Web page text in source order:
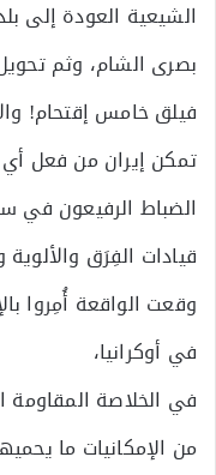
الشيعية العودة إلى
بصرى الشام، وثم
فيلق خامس إقتحام!
تمكن إيران من فعل
الضباط الرفيعون في
قيادات الفِرَق
وقعت الواقعة أُمِروا
في أوكرانيا،
في الخلاصة المقاومة
من الإمكانيات ما